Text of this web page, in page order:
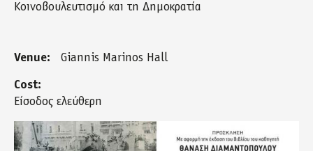
Κοινοβουλευτισμό και τη Δημοκρατία
Venue: Giannis Marinos Hall
Cost:
Είσοδος ελεύθερη